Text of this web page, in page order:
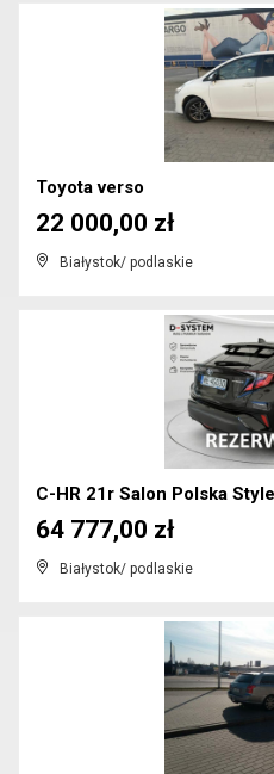
Toyota verso
Białystok/ podlaskie
22 000,00 zł
C-HR 21r Salon Polska
Białystok/ podlaskie
64 777,00 zł